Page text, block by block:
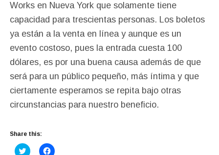
Works en Nueva York que solamente tiene
capacidad para trescientas personas. Los boletos
ya están a la venta en línea y aunque es un
evento costoso, pues la entrada cuesta 100
dólares, es por una buena causa además de que
será para un público pequeño, más íntima y que
ciertamente esperamos se repita bajo otras
circunstancias para nuestro beneficio.
Share this:
C C